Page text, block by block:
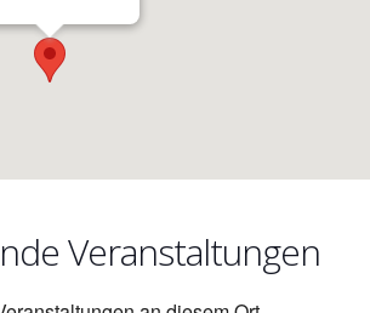
Veranstaltungen